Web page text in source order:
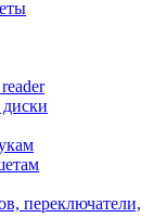
переключатели,